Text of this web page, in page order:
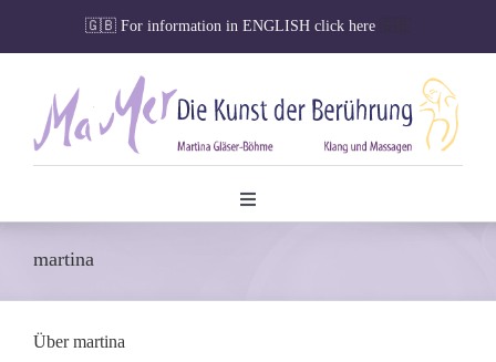
springen
🇬🇧 For information in ENGLISH click here
Toggle
Navigation
Seminare
martina
Übermartina